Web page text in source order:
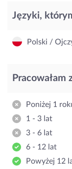
Języki,
Polski /
Poniżej 1
1 - 3 lat
3 - 6 lat
6 - 12 lat
Powyżej 12